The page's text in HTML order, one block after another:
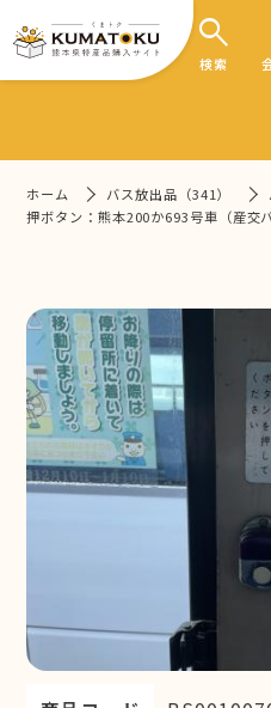
search
検索
ホーム バス放出品（341）
押ボタン：熊本200か693号車（産交バ